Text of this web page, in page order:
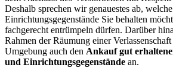
Deshalb sprechen wir genauestes ab, welche
Einrichtungsgegenstände Sie behalten
fachgerecht entrümpeln dürfen. Darüber
Rahmen der Räumung einer
Umgebung auch den Ankauf gut
und Einrichtungsgegenstände an.